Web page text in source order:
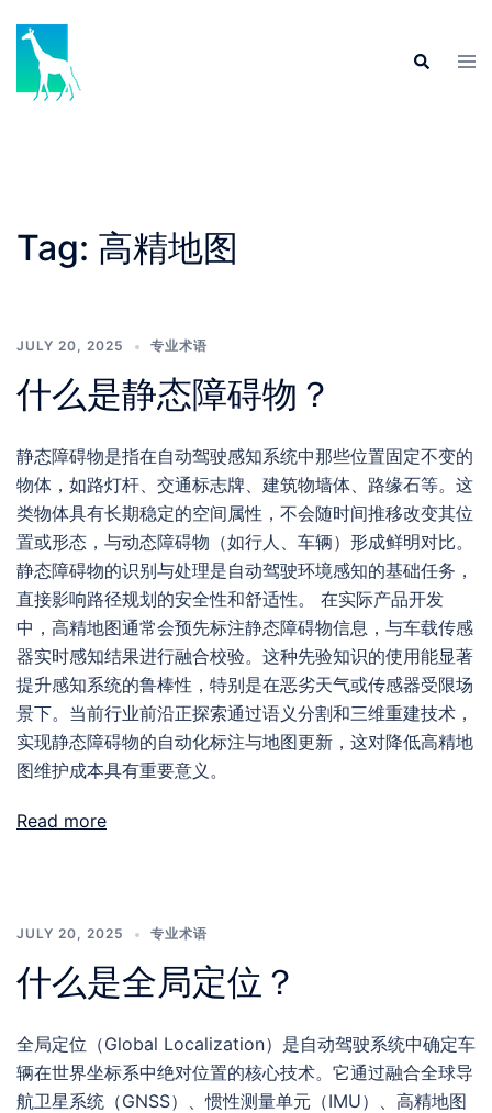
content
Search
Tag: 高精地图
JULY 20, 2025 专业术语
什么是静态障碍物？
静态障碍物是指在自动驾驶感知系统中那些位置固定不变的
物体，如路灯杆、交通标志牌、建筑物墙体、路缘石等。这
类物体具有长期稳定的空间属性，不会随时间推移改变其位
置或形态，与动态障碍物（如行人、车辆）形成鲜明对比。
静态障碍物的识别与处理是自动驾驶环境感知的基础任务，
直接影响路径规划的安全性和舒适性。 在实际产品开发
中，高精地图通常会预先标注静态障碍物信息，与车载传感
器实时感知结果进行融合校验。这种先验知识的使用能显著
提升感知系统的鲁棒性，特别是在恶劣天气或传感器受限场
景下。当前行业前沿正探索通过语义分割和三维重建技术，
实现静态障碍物的自动化标注与地图更新，这对降低高精地
图维护成本具有重要意义。
Read more
JULY 20, 2025 专业术语
什么是全局定位？
全局定位（Global Localization）是自动驾驶系统中确定车
辆在世界坐标系中绝对位置的核心技术。它通过融合全球导
航卫星系统（GNSS）、惯性测量单元（IMU）、高精地图